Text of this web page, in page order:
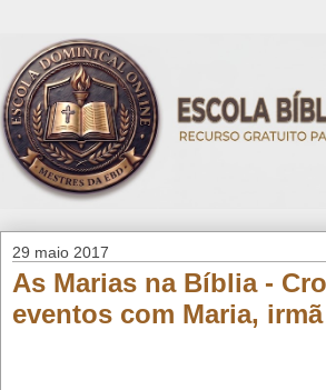
29 maio 2017
As Marias na Bíblia -
eventos com Maria,